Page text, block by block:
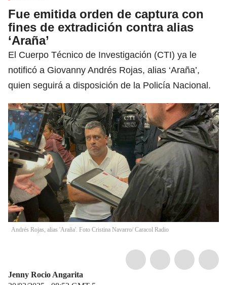
Fue emitida orden de captura con
fines de extradición contra alias
‘Araña’
El Cuerpo Técnico de Investigación (CTI) ya le
notificó a Giovanny Andrés Rojas, alias ‘Araña’,
quien seguirá a disposición de la Policía Nacional.
Andrés Rojas, alias 'Araña'. Foto Cristina Navarro/ Caracol Radio
Jenny Rocio Angarita